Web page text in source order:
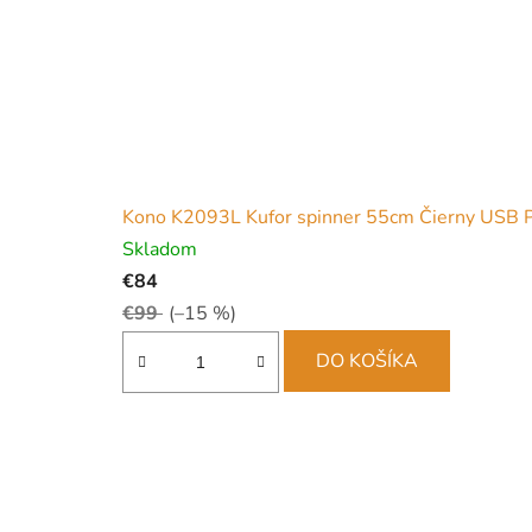
Kono K2093L Kufor spinner 55cm Čierny USB
Skladom
€84
€99 (–15 %)
DO KOŠÍKA